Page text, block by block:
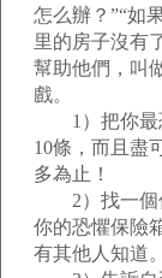
怎么辦？”“如
里的房子沒有
幫助他們，叫
戲。
1）把你最
10條，而且盡
多為止！
2）找一個
你的恐懼保險
有其他人知道。